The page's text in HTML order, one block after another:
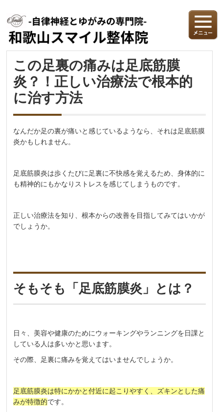
この足裏の痛みは足底筋膜
炎？！正しい治療法で根本的
に治す方法
なんだか足の裏が痛いと感じているようなら、それは足底筋膜
炎かもしれません。
足底筋膜炎は歩くたびに足裏に不快感を覚えるため、身体的に
も精神的にもかなりストレスを感じてしまうものです。
正しい治療法を知り、根本からの改善を目指してみてはいかが
でしょうか。
そもそも「足底筋膜炎」とは？
日々、美容や健康のためにウォーキングやランニングを日課と
している人は多いかと思います。
その際、足裏に痛みを覚えてはいませんでしょうか。
足底筋膜炎は特にかかと付近に起こりやすく、ズキンとした痛
みが特徴的です。